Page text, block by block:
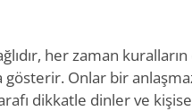
her zaman
gösterir. Onlar bir
dikkatle dinler ve